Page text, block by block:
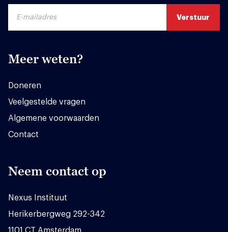
Meer weten?
Doneren
Veelgestelde vragen
Algemene voorwaarden
Contact
Neem contact op
Nexus Instituut
Herikerbergweg 292-342
1101 CT Amsterdam